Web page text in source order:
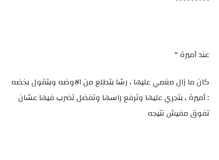
عند أميرة "
كان ما زال مغمي عليها ، رشا بتطلع من الاوضه وبتقول بخضه
: أميرة ، بتجري عليها وترفع راسها وتفضل تضرب فيها عشان
تفوق مفيش نتيجه